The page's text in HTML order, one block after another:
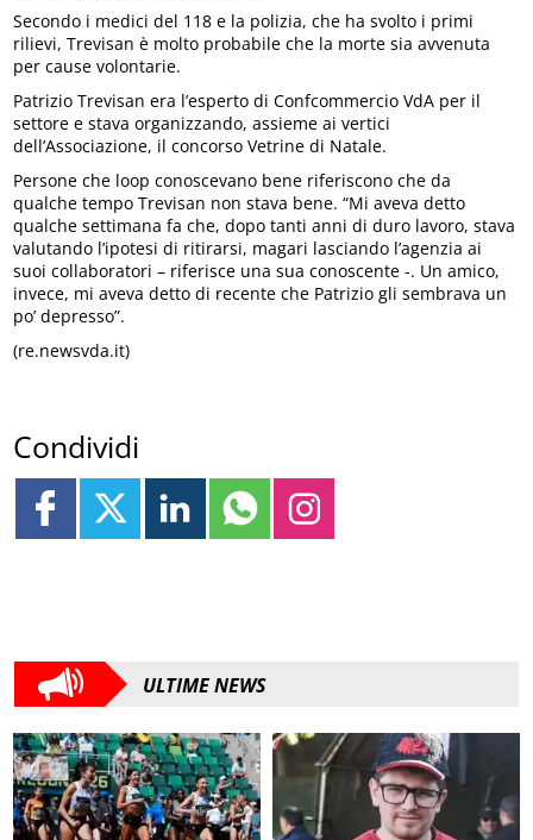
Secondo i medici del 118 e la polizia, che ha svolto i primi
rilievi, Trevisan è molto probabile che la morte sia avvenuta
per cause volontarie.
Patrizio Trevisan era l’esperto di Confcommercio VdA per il
settore e stava organizzando, assieme ai vertici
dell’Associazione, il concorso Vetrine di Natale.
Persone che loop conoscevano bene riferiscono che da
qualche tempo Trevisan non stava bene. “Mi aveva detto
qualche settimana fa che, dopo tanti anni di duro lavoro, stava
valutando l’ipotesi di ritirarsi, magari lasciando l’agenzia ai
suoi collaboratori – riferisce una sua conoscente -. Un amico,
invece, mi aveva detto di recente che Patrizio gli sembrava un
po’ depresso”.
(re.newsvda.it)
Condividi
ULTIME NEWS